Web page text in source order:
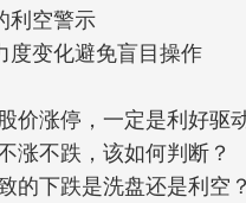
利空警示
度变化避免盲目操作
价涨停，一定是利好驱
涨不跌，该如何判断？
的下跌是洗盘还是利空？